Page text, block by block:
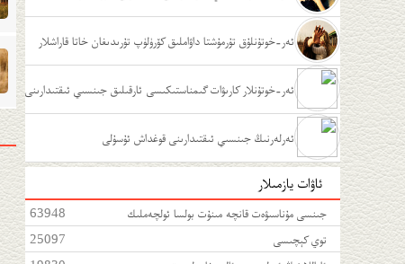
ئەر-خوتۇنلۇق تۇرمۇشتا داۋاملىق كۆرۈلۈپ تۇرىدىغان خاتا قاراشلار
ئەر-خوتۇنلار كارىۋات گىمناستىكىسى ئارقىلىق جىنسىي ئىقتىدارىنى
كۈچەيتىش ئەرلەرنىڭ جىنسىي ئىقتىدارىنى قوغداش ئۇسۇلى
ئاۋات يازمىلار
63948
جىنسى مۇناسىۋەت قانچە مىنۇت بولسا ئولچەملىك
25097
توي كېچىسى